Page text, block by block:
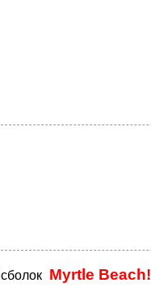
Myrtle Beach!